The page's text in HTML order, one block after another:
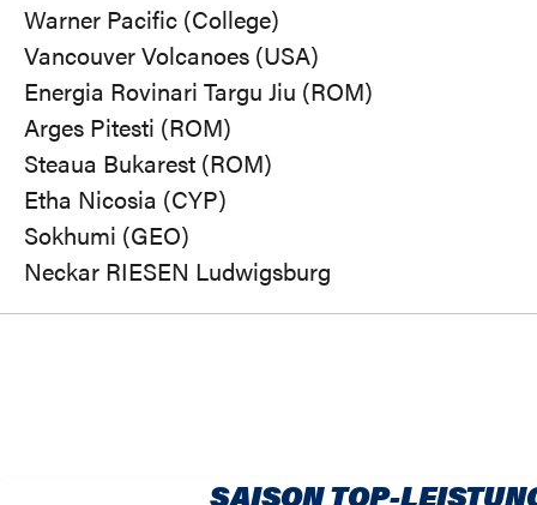
Warner Pacific (College)
Vancouver Volcanoes (USA)
Energia Rovinari Targu Jiu (ROM)
Arges Pitesti (ROM)
Steaua Bukarest (ROM)
Etha Nicosia (CYP)
Sokhumi (GEO)
Neckar RIESEN Ludwigsburg
SAISON TOP-